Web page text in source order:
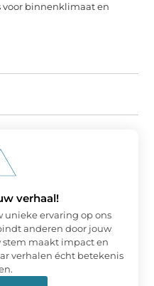
voor binnenklimaat en
verhaal!
unieke ervaring op ons
anderen door jouw
stem maakt impact en
verhalen écht betekenis